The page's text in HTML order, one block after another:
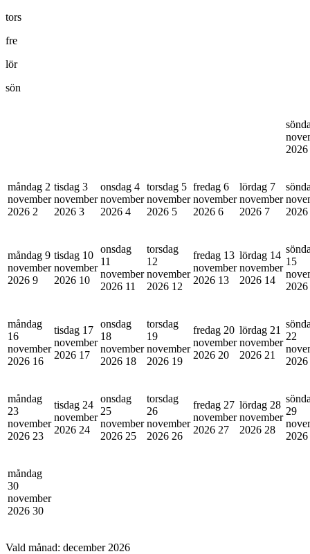
tors
fre
lör
sön
2026
måndag 2
november
2026 2
tisdag 3
november
2026 3
onsdag 4
november
2026 4
torsdag 5
november
2026 5
fredag 6
november
2026 6
lördag 7
november
2026 7
2026
måndag 9
november
2026 9
tisdag 10
november
2026 10
onsdag
11
november
2026 11
torsdag
12
november
2026 12
fredag 13
november
2026 13
lördag 14
november
2026 14
15
2026
måndag
16
november
2026 16
tisdag 17
november
2026 17
onsdag
18
november
2026 18
torsdag
19
november
2026 19
fredag 20
november
2026 20
lördag 21
november
2026 21
22
2026
måndag
23
november
2026 23
tisdag 24
november
2026 24
onsdag
25
november
2026 25
torsdag
26
november
2026 26
fredag 27
november
2026 27
lördag 28
november
2026 28
29
2026
måndag
30
november
2026 30
Vald månad: december 2026